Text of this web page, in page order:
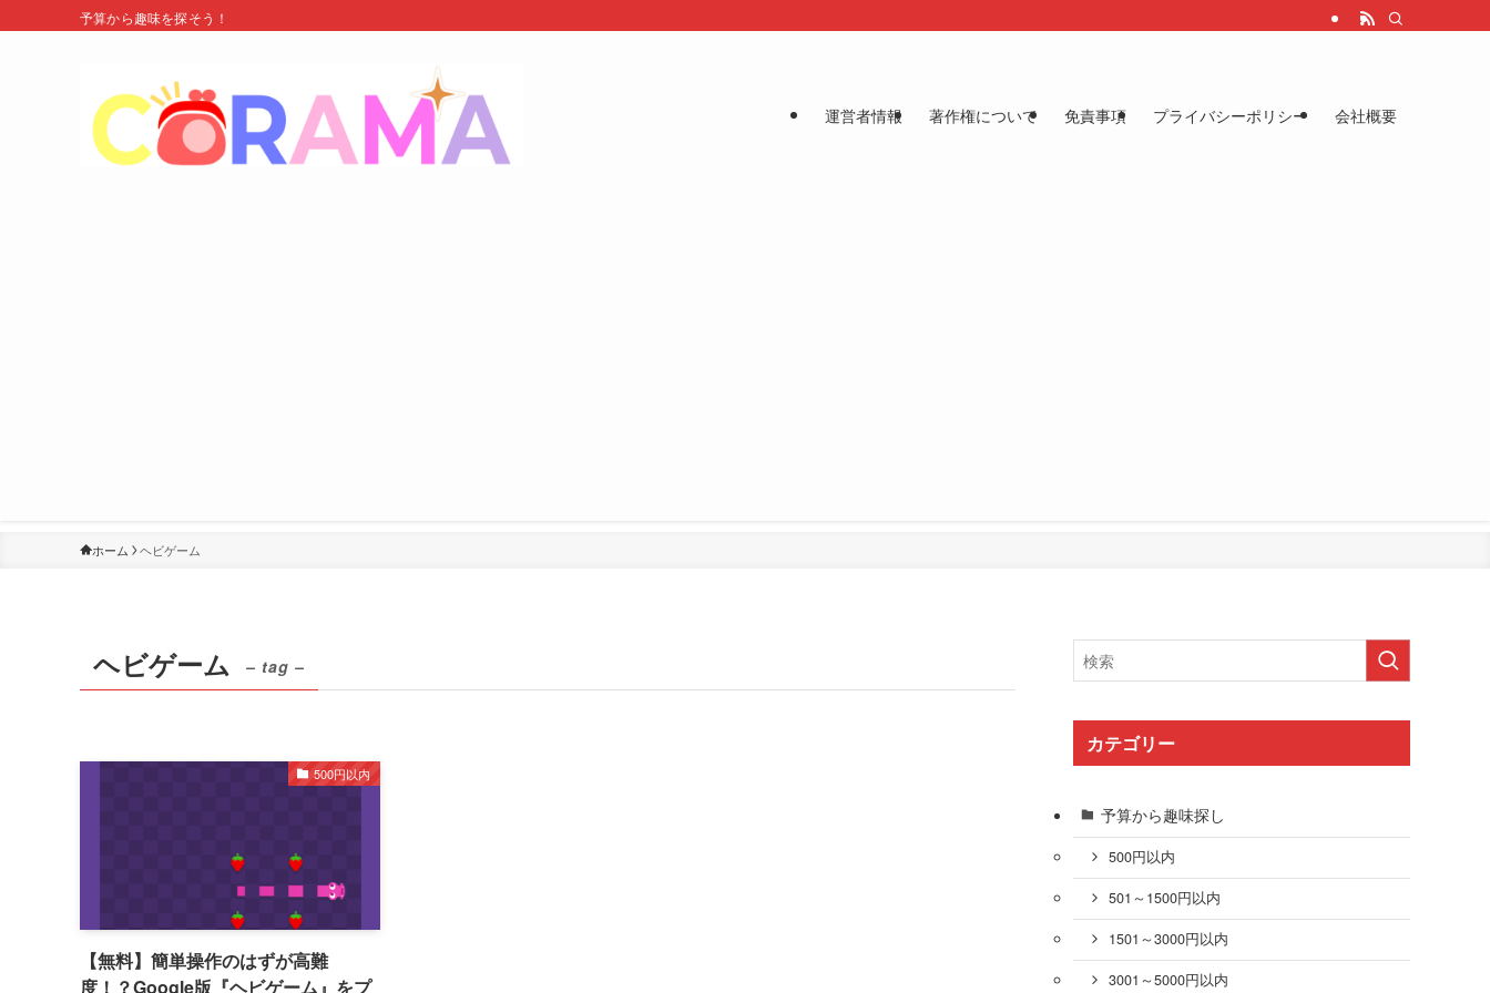
予算から趣味を探そう！
運営者情報 著作権について 免責事項 プライバシーポリシー 会社概要
ホーム ヘビゲーム
ヘビゲーム – tag –
500円以内
【無料】簡単操作のはずが高難
度！？Google版『ヘビゲーム』をプ
カテゴリー
予算から趣味探し
500円以内
501～1500円以内
1501～3000円以内
3001～5000円以内